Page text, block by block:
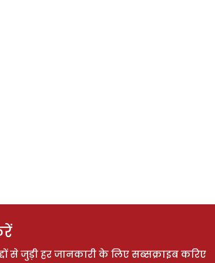
से जुड़ी हर जानकारी के लिए सब्सक्राइब करिए